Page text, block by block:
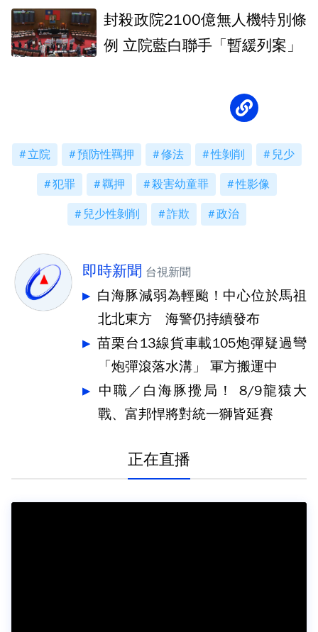
封殺政院2100億無人機特別條
例 立院藍白聯手「暫緩列案」
立院 預防性羈押 修法 性剝削 兒少
犯罪 羈押 殺害幼童罪 性影像
兒少性剝削 詐欺 政治
即時新聞 台視新聞
白海豚減弱為輕颱！中心位於馬祖
北北東方 海警仍持續發布
苗栗台13線貨車載105炮彈疑過彎
「炮彈滾落水溝」 軍方搬運中
中職／白海豚攪局！ 8/9龍猿大
戰、富邦悍將對統一獅皆延賽
正在直播